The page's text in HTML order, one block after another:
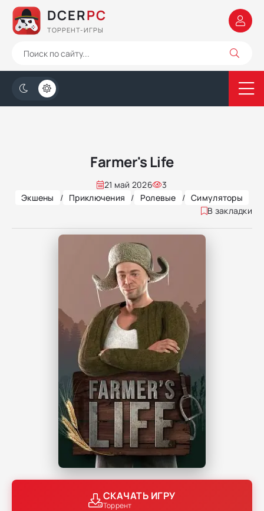
DCERPC
ТОРРЕНТ-ИГРЫ
Farmer's Life
21 май 2026
3
Экшены
/ Приключения / Ролевые / Симуляторы
В закладки
СКАЧАТЬ ИГРУ
Торрент